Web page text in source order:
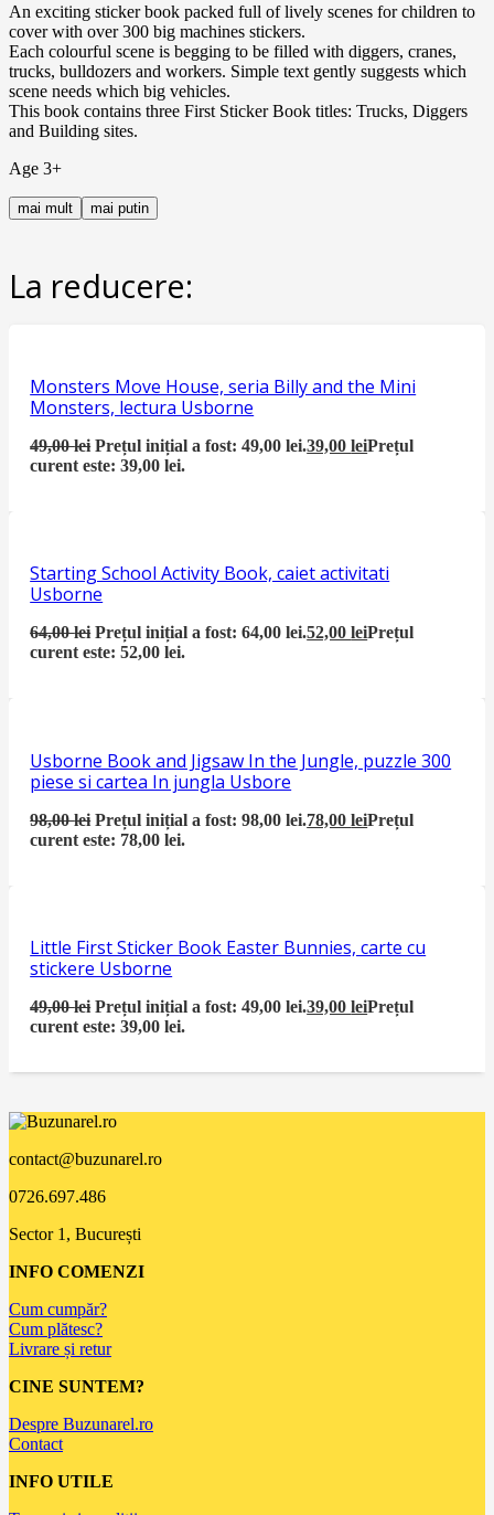
An exciting sticker book packed full of lively scenes for children to
cover with over 300 big machines stickers.
Each colourful scene is begging to be filled with diggers, cranes,
trucks, bulldozers and workers. Simple text gently suggests which
scene needs which big vehicles.
This book contains three First Sticker Book titles: Trucks, Diggers
and Building sites.
Age 3+
mai mult mai putin
La reducere:
Monsters Move House, seria Billy and the Mini
Monsters, lectura Usborne
49,00lei Prețul inițial a fost: 49,00 lei.39,00leiPrețul
curent este: 39,00 lei.
Starting School Activity Book, caiet activitati
Usborne
64,00lei Prețul inițial a fost: 64,00 lei.52,00leiPrețul
curent este: 52,00 lei.
Usborne Book and Jigsaw In the Jungle, puzzle 300
piese si cartea In jungla Usbore
98,00lei Prețul inițial a fost: 98,00 lei.78,00leiPrețul
curent este: 78,00 lei.
Little First Sticker Book Easter Bunnies, carte cu
stickere Usborne
49,00lei Prețul inițial a fost: 49,00 lei.39,00leiPrețul
curent este: 39,00 lei.
contact@buzunarel.ro
0726.697.486
Sector 1, București
INFO COMENZI
Cum cumpăr?
Cum plătesc?
Livrare și retur
CINE SUNTEM?
Despre Buzunarel.ro
Contact
INFO UTILE